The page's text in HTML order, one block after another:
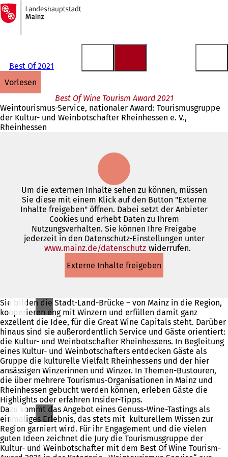
Inhalt anspringen
Zur
Startseite
Best Of 2021
vorlesen
Best Of Wine Tourism Award 2021
Weintourismus-Service, nationaler Award: Tourismusgruppe
der Kultur- und Weinbotschafter Rheinhessen e. V.,
Rheinhessen
Um die externen Inhalte sehen zu können, müssen
Sie diese mit einem Klick auf den Button "Externe
Inhalte freigeben" öffnen. Dabei setzt der Anbieter
Cookies und erhebt Daten zu Ihrem
Nutzungsverhalten. Sie können Ihre Freigabe
jederzeit in den Datenschutz-Einstellungen unter
www.mainz.de/datenschutz(Öffnet
einem
neuen
widerrufen.
Externe Inhalte freigeben
Sie bilden die Stadt-Land-Brücke – von Mainz in die Region,
kooperieren eng mit Winzern und erfüllen damit ganz
exzellent die Idee, für die Great Wine Capitals steht. Darüber
hinaus sind sie außerordentlich Service und Gäste orientiert:
die Kultur- und Weinbotschafter Rheinhessens. In Begleitung
eines Kultur- und Weinbotschafters entdecken Gäste als
Gruppe die kulturelle Vielfalt Rheinhessens und der hier
ansässigen Winzerinnen und Winzer. In Themen-Bustouren,
die über mehrere Tourismus-Organisationen in Mainz und
Rheinhessen gebucht werden können, erleben Gäste die
Highlights oder erfahren Insider-Tipps.
Dazu kommt das Angebot eines Genuss-Wine-Tastings als
einmaliges Erlebnis, das stets mit kulturellem Wissen zur
Region garniert wird. Für ihr Engagement und die vielen
guten Ideen zeichnet die Jury die Tourismusgruppe der
Kultur- und Weinbotschafter mit dem Best Of Wine Tourism-